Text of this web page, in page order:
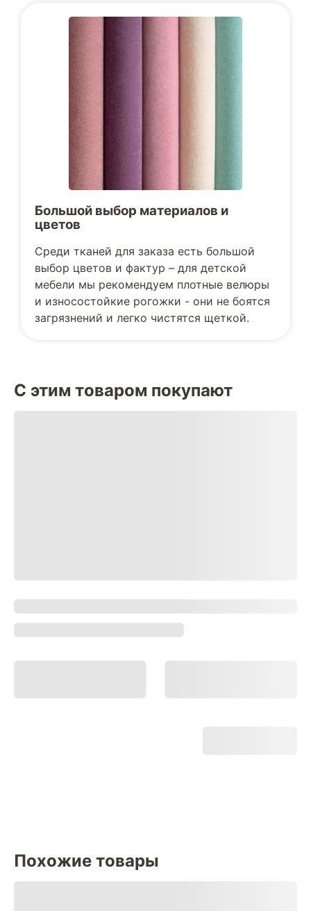
Большой выбор материалов и
цветов
Среди тканей для заказа есть большой
выбор цветов и фактур – для детской
мебели мы рекомендуем плотные велюры
и износостойкие рогожки - они не боятся
загрязнений и легко чистятся щеткой.
С этим товаром покупают
Похожие товары